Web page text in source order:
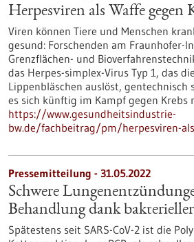
Herpesviren als Waffe gegen
Viren können Tiere und Menschen
gesund: Forschenden am Fraunhofer-
Grenzflächen- und
das Herpes-simplex-Virus Typ 1, das
Lippenbläschen auslöst, gentechnisch
es sich künftig im Kampf gegen Krebs
https://www.gesundheitsindustrie-
bw.de/fachbeitrag/pm/herpesviren-
Pressemitteilung - 31.05.2022
Schwere
Behandlung dank
Spätestens seit SARS-CoV-2 ist die